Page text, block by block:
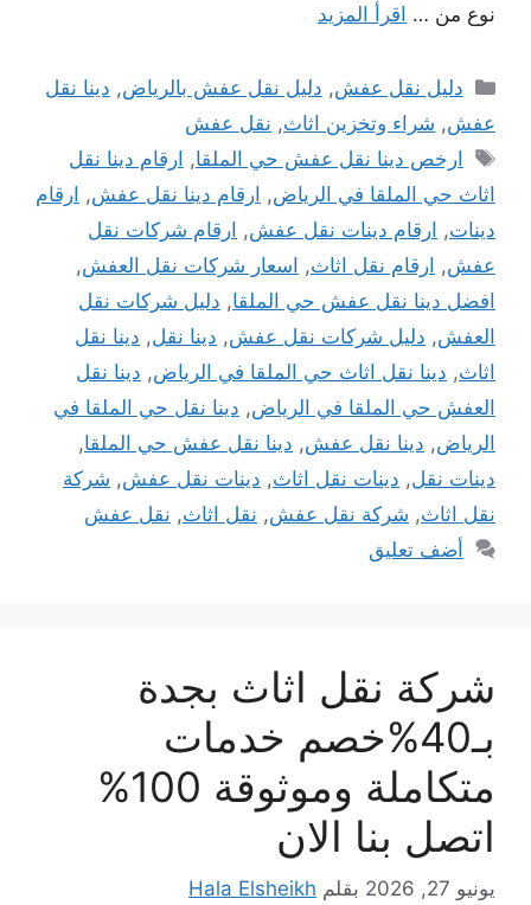
نوع من … اقرأ المزيد
التصنيفات
دليل نقل عفش, دليل نقل عفش بالرياض, دينا نقل
عفش, شراء وتخزين اثاث, نقل عفش
الوسوم
ارخص دينا نقل عفش حي الملقا, ارقام دينا نقل
اثاث حي الملقا في الرياض, ارقام دينا نقل عفش, ارقام
دينات, ارقام دينات نقل عفش, ارقام شركات نقل
عفش, ارقام نقل اثاث, اسعار شركات نقل العفش,
افضل دينا نقل عفش حي الملقا, دليل شركات نقل
العفش, دليل شركات نقل عفش, دينا نقل, دينا نقل
اثاث, دينا نقل اثاث حي الملقا في الرياض, دينا نقل
العفش حي الملقا في الرياض, دينا نقل حي الملقا في
الرياض, دينا نقل عفش, دينا نقل عفش حي الملقا,
دينات نقل, دينات نقل اثاث, دينات نقل عفش, شركة
نقل اثاث, شركة نقل عفش, نقل اثاث, نقل عفش
أضف تعليق
شركة نقل اثاث بجدة
بـ40%خصم خدمات
متكاملة وموثوقة 100%
اتصل بنا الان
يونيو 27, 2026 بقلم Hala Elsheikh